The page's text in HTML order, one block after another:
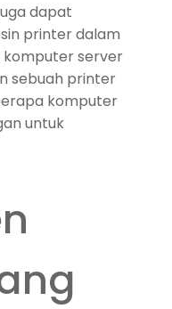
dapat
printer dalam
komputer server
sebuah printer
komputer
untuk